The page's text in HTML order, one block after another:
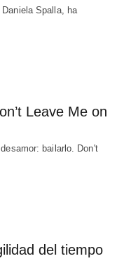
Spalla, ha
Leave Me on
bailarlo. Don't
del tiempo